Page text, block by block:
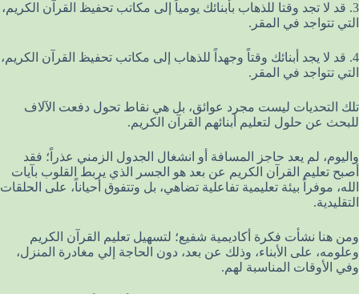
3. قد لا تجد وقتا للذهاب بأبنائك يومياً إلى مكاتب تحفيظ القرآن الكريم،
التي تتواجد في المقر.
4. قد لا يجد أبنائك وقتاً وجهداً للذهاب إلى مكاتب تحفيظ القرآن الكريم،
التي تتواجد في المقر.
تلك التحديات ليست مجرد عوائق، بل هي نقاط تحول دفعت الآلاف
للبحث عن حلول لتعليم أبنائهم القرآن الكريم.
واليوم، لم يعد حاجز المسافة أو انشغال الجدول الزمني عذراً؛ فقد
أصبح تعليم القرآن الكريم عن بعد هو الجسر الذي يربط القلوب بآيات
الله، موفراً بيئة تعليمية تفاعلية تضاهي، بل وتتفوق أحياناً، على الحلقات
التقليدية.
ومن هنا نشأت فكرة أكاديمية شفيع؛ لتسهيل تعليم القرآن الكريم
وعلومه، على الأبناء، وذلك عن بعد، دون الحاجة إلي مغادرة المنزل،
وفي الأوقات المناسبة لهم.